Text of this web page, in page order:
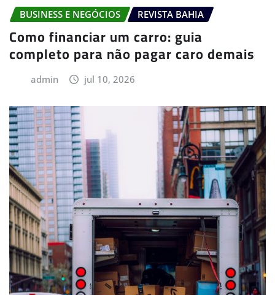
BUSINESS E NEGÓCIOS REVISTA BAHIA
Como financiar um carro: guia
completo para não pagar caro demais
admin jul 10, 2026